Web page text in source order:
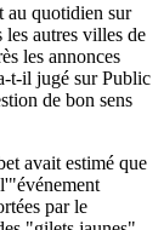
au quotidien sur
les autres villes de
les annonces
t-il jugé sur Public
de bon sens
avait estimé que
par le